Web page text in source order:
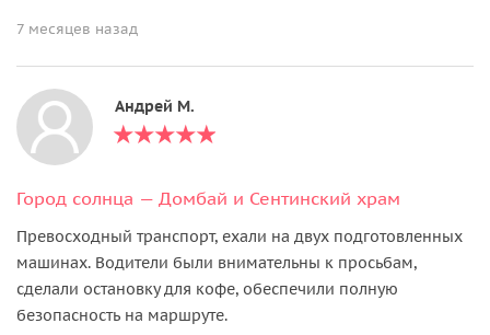
7 месяцев назад
Андрей М.
Город солнца — Домбай и Сентинский храм
Превосходный транспорт, ехали на двух подготовленных
машинах. Водители были внимательны к просьбам,
сделали остановку для кофе, обеспечили полную
безопасность на маршруте.